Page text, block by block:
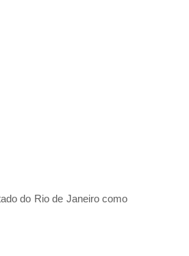
do Rio de Janeiro como